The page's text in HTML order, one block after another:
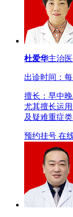
杜爱华主治
出诊时间：
擅长：早中
尤其擅长运
及疑难重症
预约挂号 在